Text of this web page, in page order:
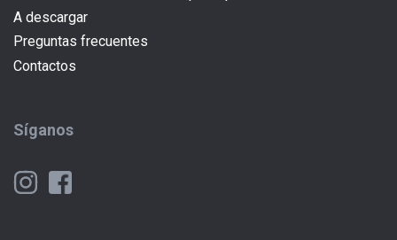
A descargar
Preguntas frecuentes
Contactos
Síganos